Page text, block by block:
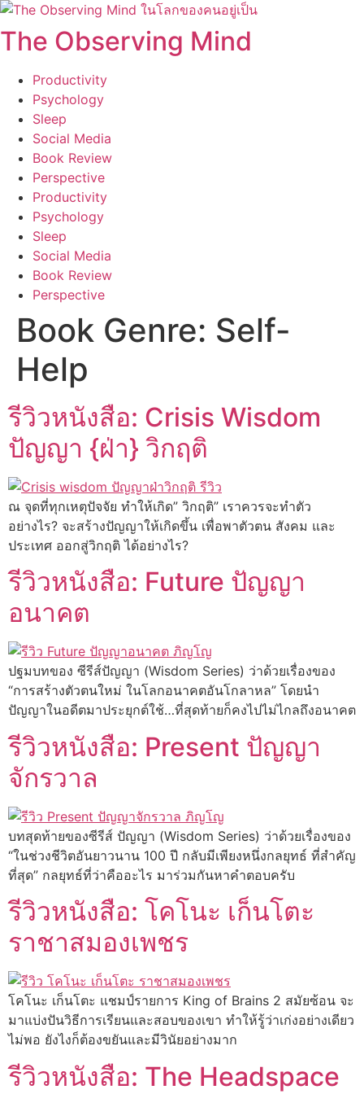
Skip
to
content
The Observing Mind
Productivity
Psychology
Sleep
Social Media
Book Review
Perspective
Productivity
Psychology
Sleep
Social Media
Book Review
Perspective
Book Genre: Self-
Help
รีวิวหนังสือ: Crisis Wisdom
ปัญญา {ฝ่า} วิกฤติ
ณ จุดที่ทุกเหตุปัจจัย ทำให้เกิด” วิกฤติ” เราควรจะทำตัว
อย่างไร? จะสร้างปัญญาให้เกิดขึ้น เพื่อพาตัวตน สังคม และ
ประเทศ ออกสู่วิกฤติ ได้อย่างไร?
รีวิวหนังสือ: Future ปัญญา
อนาคต
ปฐมบทของ ซีรีส์ปัญญา (Wisdom Series) ว่าด้วยเรื่องของ
“การสร้างตัวตนใหม่ ในโลกอนาคตอันโกลาหล” โดยนำ
ปัญญาในอดีตมาประยุกต์ใช้…ที่สุดท้ายก็คงไปไม่ไกลถึงอนาคต
รีวิวหนังสือ: Present ปัญญา
จักรวาล
บทสุดท้ายของซีรีส์ ปัญญา (Wisdom Series) ว่าด้วยเรื่องของ
“ในช่วงชีวิตอันยาวนาน 100 ปี กลับมีเพียงหนึ่งกลยุทธ์ ที่สำคัญ
ที่สุด” กลยุทธ์ที่ว่าคืออะไร มาร่วมกันหาคำตอบครับ
รีวิวหนังสือ: โคโนะ เก็นโตะ
ราชาสมองเพชร
โคโนะ เก็นโตะ แชมป์รายการ King of Brains 2 สมัยซ้อน จะ
มาแบ่งปันวิธีการเรียนและสอบของเขา ทำให้รู้ว่าเก่งอย่างเดียว
ไม่พอ ยังไงก็ต้องขยันและมีวินัยอย่างมาก
รีวิวหนังสือ: The Headspace